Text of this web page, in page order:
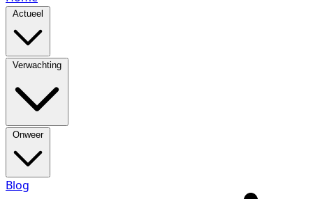
Actueel
Verwachting
Onweer
Blog